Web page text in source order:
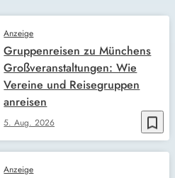
bookmark_border
Anzeige
5. Aug. 2026
Gruppenreisen zu Münchens
Großveranstaltungen: Wie
Vereine und Reisegruppen
anreisen
Anzeige